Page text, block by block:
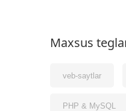
Maxsus
veb-saytlar
PHP & MySQL